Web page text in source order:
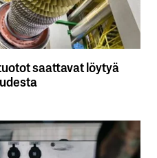
saattavat löytyä